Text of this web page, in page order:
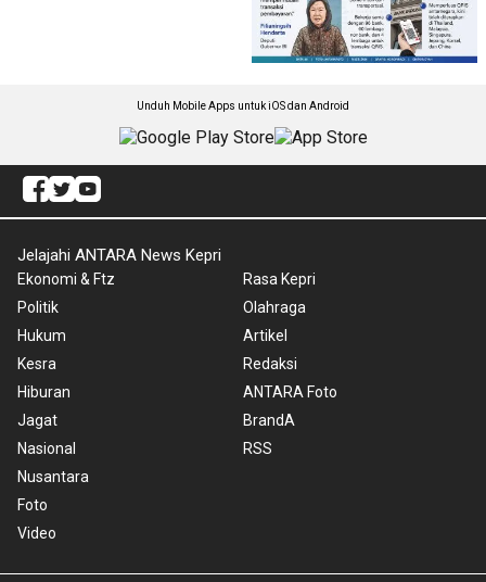
Unduh Mobile Apps untuk iOS dan Android
Jelajahi ANTARA News Kepri
Ekonomi & Ftz
Politik
Hukum
Kesra
Hiburan
Jagat
Nasional
Nusantara
Foto
Video
Rasa Kepri
Olahraga
Artikel
Redaksi
ANTARA Foto
BrandA
RSS